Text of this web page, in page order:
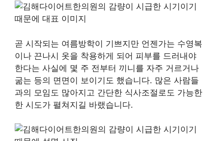
곧 시작되는 여름방학이 기쁘지만 언젠가는 수영복
이나 끈나시 옷을 착용하게 되어 피부를 드러내야
한다는 사실에 몇 주 전부터 끼니를 자주 거르거나
굶는 등의 면면이 보이기도 했습니다. 많은 사람들
과의 모임도 많아지고 간단한 식사조절로도 가능한
한 시도가 펼쳐지길 바랬습니다.